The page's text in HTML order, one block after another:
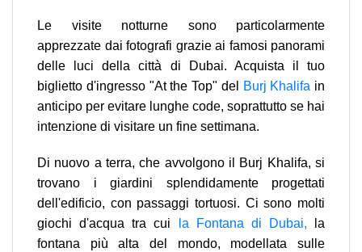
Le visite notturne sono particolarmente
apprezzate dai fotografi grazie ai famosi panorami
delle luci della città di Dubai. Acquista il tuo
biglietto d'ingresso "At the Top" del
Burj Khalifa in
anticipo per evitare lunghe code, soprattutto se hai
intenzione di visitare un fine settimana.
Di nuovo a terra, che avvolgono il Burj Khalifa, si
trovano i giardini splendidamente progettati
dell'edificio, con passaggi tortuosi. Ci sono molti
giochi d'acqua tra cui
la Fontana di Dubai, la
fontana più alta del mondo, modellata sulle